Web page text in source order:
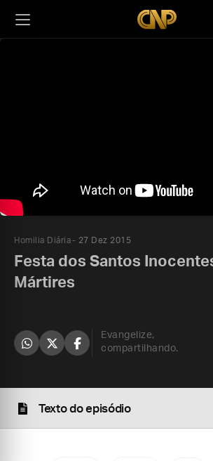
Homilia Diária 27 Dez 2015
Festa dos Santos
Mártires
Evangelize,
compartilhando.
Texto do episódio